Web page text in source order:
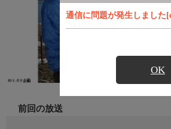
通信に問題が発生しました
OK
前回の放送